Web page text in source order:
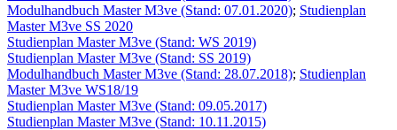
Modulhandbuch Master M3ve (Stand: 07.01.2020); Studienplan
Master M3ve SS 2020
Studienplan Master M3ve (Stand: WS 2019)
Studienplan Master M3ve (Stand: SS 2019)
Modulhandbuch Master M3ve (Stand: 28.07.2018); Studienplan
Master M3ve WS18/19
Studienplan Master M3ve (Stand: 09.05.2017)
Studienplan Master M3ve (Stand: 10.11.2015)